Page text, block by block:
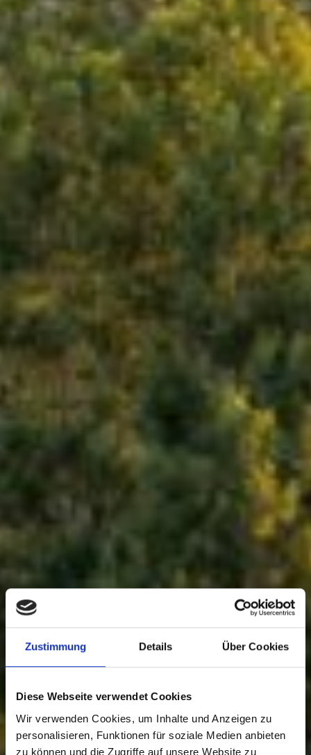
Zustimmung Details Über Cookies
Diese Webseite verwendet Cookies
Wir verwenden Cookies, um Inhalte und Anzeigen zu
personalisieren, Funktionen für soziale Medien anbieten
zu können und die Zugriffe auf unsere Website zu